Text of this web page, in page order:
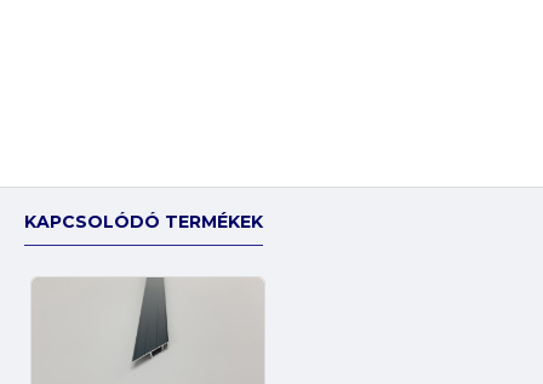
KAPCSOLÓDÓ TERMÉKEK